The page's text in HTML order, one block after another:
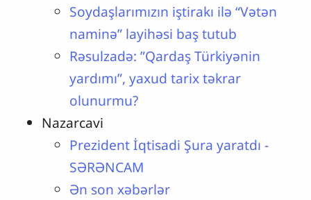
Soydaşlarımızın iştirakı ilə “Vətən
naminə” layihəsi baş tutub
Rəsulzadə: ”Qardaş Türkiyənin
yardımı”, yaxud tarix təkrar
olunurmu?
Nazarcavi
Prezident İqtisadi Şura yaratdı -
SƏRƏNCAM
Ən son xəbərlər